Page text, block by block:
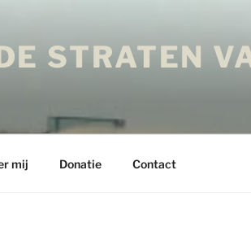
STRATEN
mij Donatie Contact